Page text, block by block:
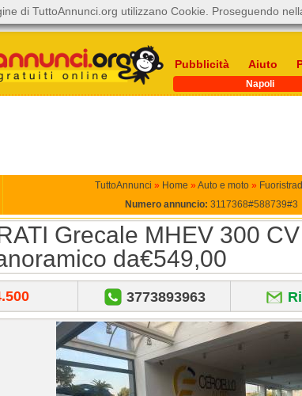
Pubblicità Aiuto
Napoli
TuttoAnnunci » Home » Auto e moto »
Numero annuncio: 3117368#588739#3
Grecale MHEV 300
da€549,00
3773893963
di TuttoAnnunci.org utilizzano Cookie. Proseguendo